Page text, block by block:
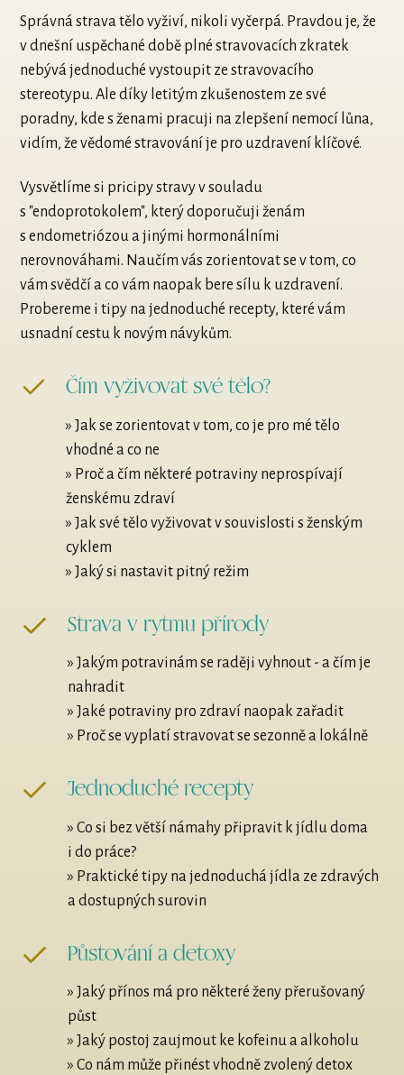
Správná strava tělo vyživí, nikoli vyčerpá. Pravdou je, že
v dnešní uspěchané době plné stravovacích zkratek
nebývá jednoduché vystoupit ze stravovacího
stereotypu. Ale díky letitým zkušenostem ze své
poradny, kde s ženami pracuji na zlepšení nemocí lůna,
vidím, že vědomé stravování je pro uzdravení klíčové.
Vysvětlíme si pricipy stravy v souladu
s "endoprotokolem", který doporučuji ženám
s endometriózou a jinými hormonálními
nerovnováhami. Naučím vás zorientovat se v tom, co
vám svědčí a co vám naopak bere sílu k uzdravení.
Probereme i tipy na jednoduché recepty, které vám
usnadní cestu k novým návykům.
Čím vyživovat své tělo?
» Jak se zorientovat v tom, co je pro mé tělo
vhodné a co ne
» Proč a čím některé potraviny neprospívají
ženskému zdraví
» Jak své tělo vyživovat v souvislosti s ženským
cyklem
» Jaký si nastavit pitný režim
Strava v rytmu přírody
» Jakým potravinám se raději vyhnout - a čím je
nahradit
» Jaké potraviny pro zdraví naopak zařadit
» Proč se vyplatí stravovat se sezonně a lokálně
Jednoduché recepty
» Co si bez větší námahy připravit k jídlu doma
i do práce?
» Praktické tipy na jednoduchá jídla ze zdravých
a dostupných surovin
Půstování a detoxy
» Jaký přínos má pro některé ženy přerušovaný
půst
» Jaký postoj zaujmout ke kofeinu a alkoholu
» Co nám může přinést vhodně zvolený detox